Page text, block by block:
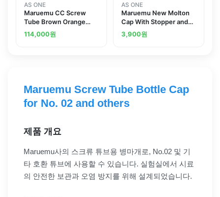
AS ONE
Maruemu CC Screw
Tube Brown Orange
Cap 3.5mLand others
114,000원
AS ONE
Maruemu New Molton
Cap With Stopper and
others
3,900원
Maruemu Screw Tube Bottle Cap
for No. 02 and others
제품 개요
Maruemu사의 스크류 튜브용 병마개로, No.02 및 기
타 호환 튜브에 사용할 수 있습니다. 실험실에서 시료
의 안전한 보관과 오염 방지를 위해 설계되었습니다.